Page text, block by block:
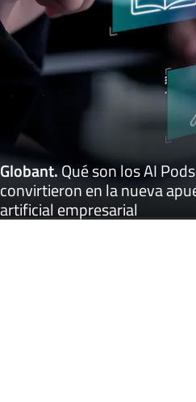
Globant.Qué son los AI
convirtieron en la nueva
artificial empresarial